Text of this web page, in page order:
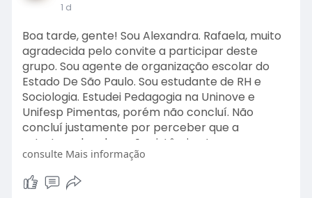
1 d
Boa tarde, gente! Sou Alexandra. Rafaela, muito
agradecida pelo convite a participar deste
grupo. Sou agente de organização escolar do
Estado De São Paulo. Sou estudante de RH e
Sociologia. Estudei Pedagogia na Uninove e
Unifesp Pimentas, porém não concluí. Não
concluí justamente por perceber que a
estrutura da educação sistêmica tem por
objetivo, podar, moldar, engessar pessoas, seus
corpos, pensamentos e saberes e sendo uma
trabalhadora da educação percebo o quanto as
consulte Mais informação